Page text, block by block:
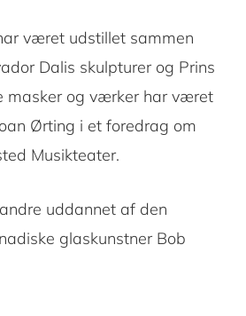
været udstillet sammen
Dalis skulpturer og Prins
masker og værker har været
Ørting i et foredrag om
Musikteater.
uddannet af den
glaskunstner Bob